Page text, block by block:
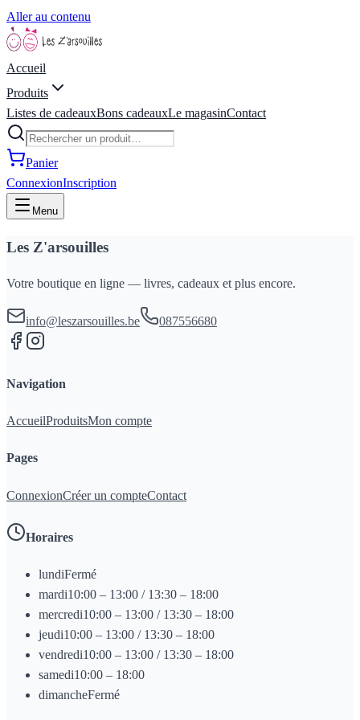
Aller au contenu
Accueil
Produits
Listes de cadeauxBons cadeauxLe magasinContact
Panier
ConnexionInscription
Menu
Les Z'arsouilles
Votre boutique en ligne — livres, cadeaux et plus encore.
info@leszarsouilles.be 087556680
Navigation
AccueilProduitsMon compte
Pages
ConnexionCréer un compteContact
Horaires
lundiFermé
mardi10:00 – 13:00 / 13:30 – 18:00
mercredi10:00 – 13:00 / 13:30 – 18:00
jeudi10:00 – 13:00 / 13:30 – 18:00
vendredi10:00 – 13:00 / 13:30 – 18:00
samedi10:00 – 18:00
dimancheFermé